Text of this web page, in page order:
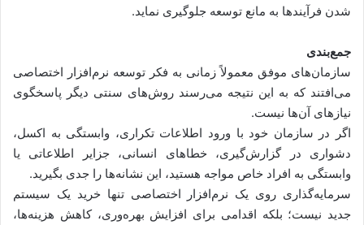
شدن فرآیندها به مانع توسعه جلوگیری نماید.
جمع‌بندی
سازمان‌های موفق معمولاً زمانی به فکر توسعه نرم‌افزار اختصاصی
می‌افتند که به این نتیجه می‌رسند روش‌های سنتی دیگر پاسخگوی
نیازهای آن‌ها نیست.
اگر در سازمان خود با ورود اطلاعات تکراری، وابستگی به اکسل،
دشواری در گزارش‌گیری، خطاهای انسانی، جزایر اطلاعاتی یا
وابستگی به افراد خاص مواجه هستید، این نشانه‌ها را جدی بگیرید.
سرمایه‌گذاری روی یک نرم‌افزار اختصاصی تنها خرید یک سیستم
جدید نیست؛ بلکه اقدامی برای افزایش بهره‌وری، کاهش هزینه‌ها،